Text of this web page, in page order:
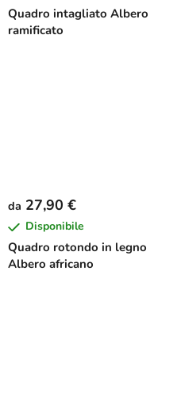
Quadro intagliato Albero
ramificato
Quadro rotondo in legno
Albero africano
da 27,90 €
Disponibile